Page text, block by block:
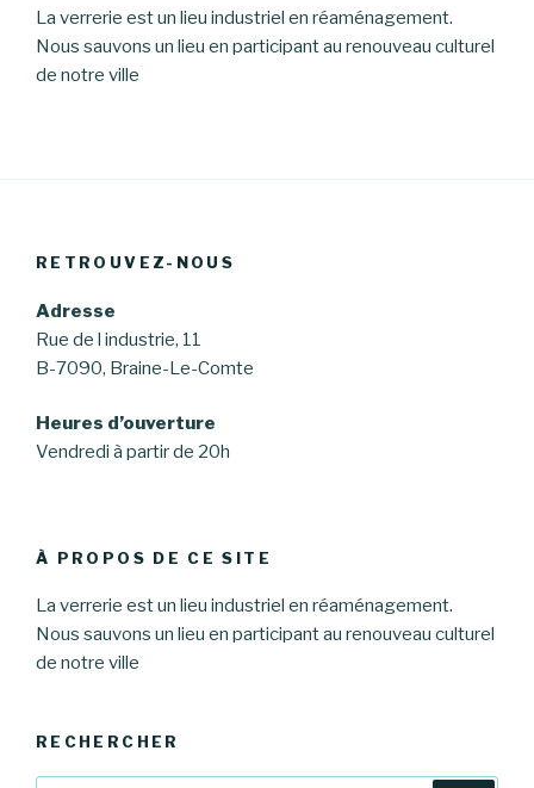
La verrerie est un lieu industriel en réaménagement.
Nous sauvons un lieu en participant au renouveau culturel
de notre ville
RETROUVEZ-NOUS
Adresse
Rue de l industrie, 11
B-7090, Braine-Le-Comte
Heures d’ouverture
Vendredi à partir de 20h
À PROPOS DE CE SITE
La verrerie est un lieu industriel en réaménagement.
Nous sauvons un lieu en participant au renouveau culturel
de notre ville
RECHERCHER